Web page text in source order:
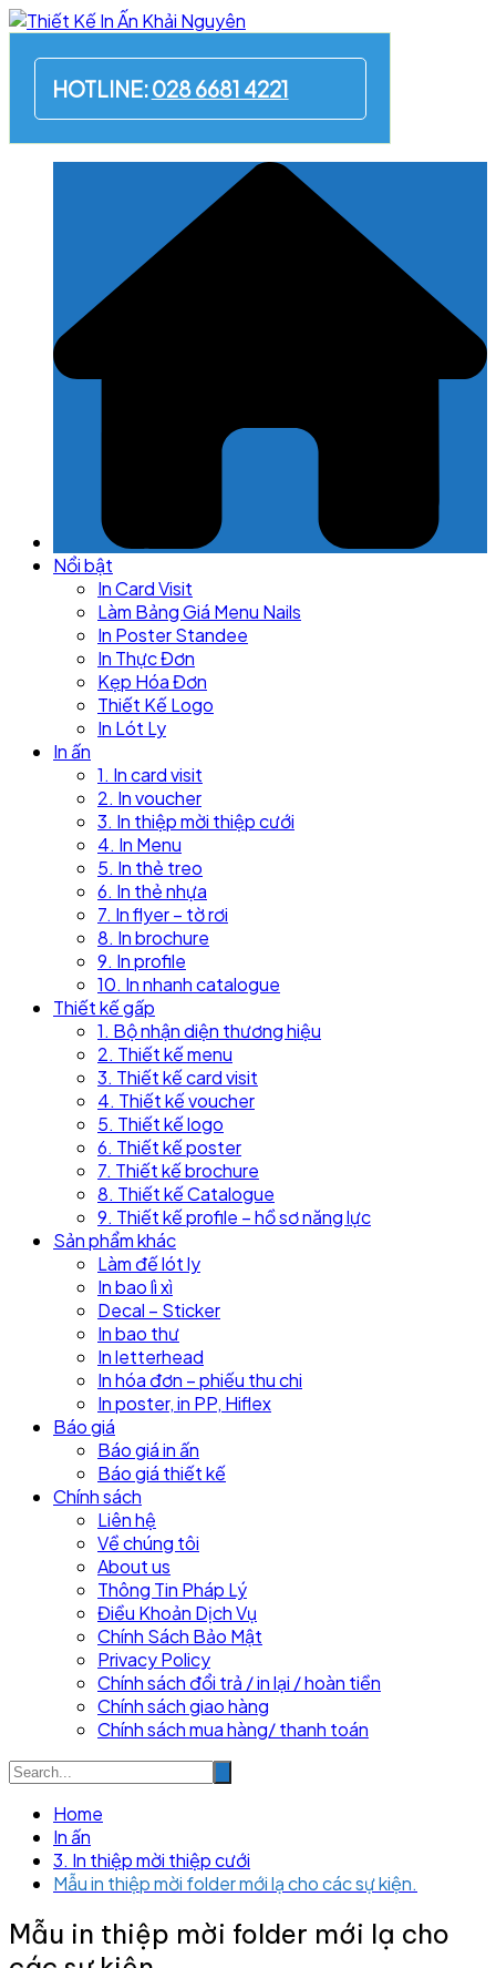
Skip
content
HOTLINE:028 6681 4221
Nổi bật
In Card Visit
Làm Bảng Giá Menu Nails
In Poster Standee
In Thực Đơn
Kẹp Hóa Đơn
Thiết Kế Logo
In Lót Ly
In ấn
1. In card visit
2. In voucher
3. In thiệp mời thiệp cưới
4. In Menu
5. In thẻ treo
6. In thẻ nhựa
7. In flyer – tờ rơi
8. In brochure
9. In profile
10. In nhanh catalogue
Thiết kế gấp
1. Bộ nhận diện thương hiệu
2. Thiết kế menu
3. Thiết kế card visit
4. Thiết kế voucher
5. Thiết kế logo
6. Thiết kế poster
7. Thiết kế brochure
8. Thiết kế Catalogue
9. Thiết kế profile – hồ sơ năng lực
Sản phẩm khác
Làm đế lót ly
In bao lì xì
Decal – Sticker
In bao thư
In letterhead
In hóa đơn – phiếu thu chi
In poster, in PP, Hiflex
Báo giá
Báo giá in ấn
Báo giá thiết kế
Chính sách
Liên hệ
Về chúng tôi
About us
Thông Tin Pháp Lý
Điều Khoản Dịch Vụ
Chính Sách Bảo Mật
Privacy Policy
Chính sách đổi trả / in lại / hoàn tiền
Chính sách giao hàng
Chính sách mua hàng/ thanh toán
Home
In ấn
3. In thiệp mời thiệp cưới
Mẫu in thiệp mời folder mới lạ cho các sự kiện.
Mẫu in thiệp mời folder mới lạ cho